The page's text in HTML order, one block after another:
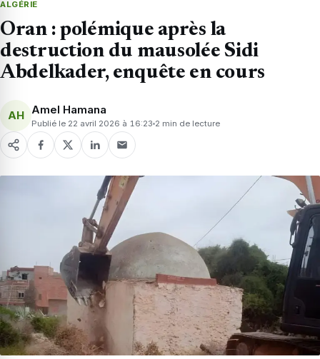
ALGÉRIE
Oran : polémique après la
destruction du mausolée Sidi
Abdelkader, enquête en cours
AH Amel Hamana
Publié le 22 avril 2026 à 16:23 2 min de lecture